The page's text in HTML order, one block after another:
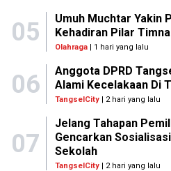
05
Umuh Muchtar Yakin
Kehadiran Pilar
Olahraga| 1 hari yang lalu
06
Anggota DPRD
Alami Kecelakaan Di
TangselCity| 2 hari yang lalu
07
Jelang Tahapan
Gencarkan
Sekolah
TangselCity| 2 hari yang lalu